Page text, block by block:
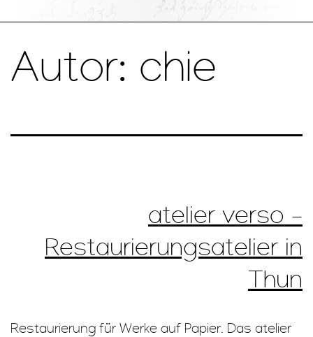
Autor: chie
atelier verso –
Restaurierungsatelier in
Thun
Restaurierung für Werke auf Papier. Das atelier